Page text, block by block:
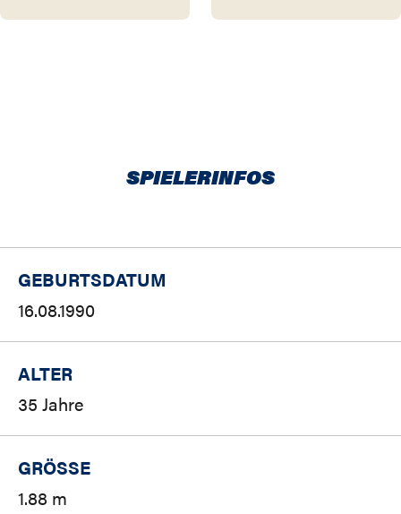
SPIELERINFOS
GEBURTSDATUM
16.08.1990
ALTER
35 Jahre
GRÖSSE
1.88 m